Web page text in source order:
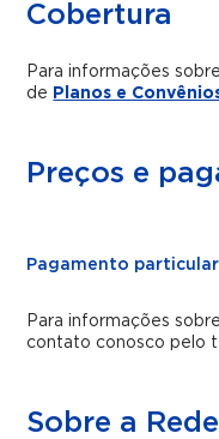
Cobertura
Para informações
de Planos e
Preços e
Pagamento particular
Para informações
contato conosco pelo
Sobre a